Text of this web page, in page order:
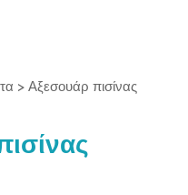
> Αξεσουάρ πισίνας